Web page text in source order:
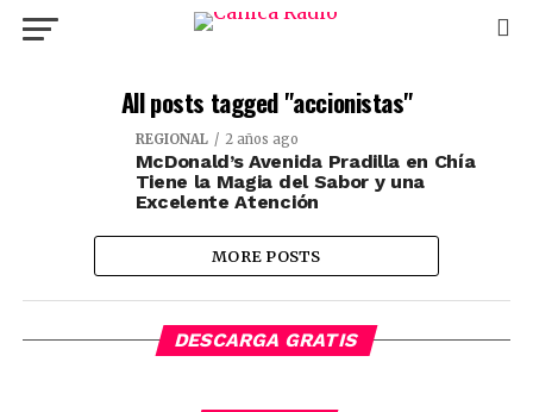
All posts tagged "accionistas"
REGIONAL 2 años ago
McDonald’s Avenida Pradilla en Chía
Tiene la Magia del Sabor y una
Excelente Atención
MORE POSTS
DESCARGA GRATIS